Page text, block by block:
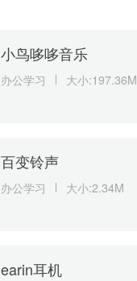
小鸟哆哆音乐
办公学习 大小:197.36M
百变铃声
办公学习 大小:2.34M
earin耳机